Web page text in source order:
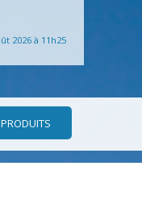
2026 à 11h25